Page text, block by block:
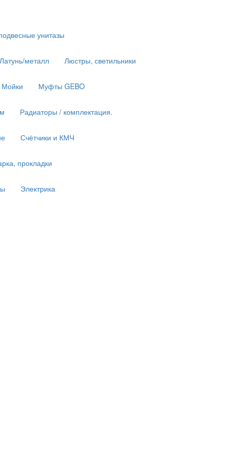
унитазы
металл Люстры, светильники
Мойки Муфты GEBO
Радиаторы / комплектация.
Счётчики и КМЧ
прокладки
Электрика